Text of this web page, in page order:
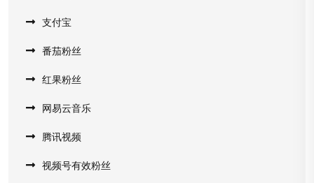
支付宝
番茄粉丝
红果粉丝
网易云音乐
腾讯视频
视频号有效粉丝